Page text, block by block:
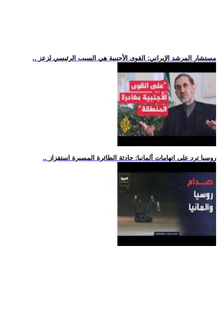
.. مستشار المرشد الإيراني: القوى الأجنبية هي السبب الرئيسي لزعز
.. روسيا ترد على اتهامات ألمانيا: حادثة الطائرة المسيرة استفزاز